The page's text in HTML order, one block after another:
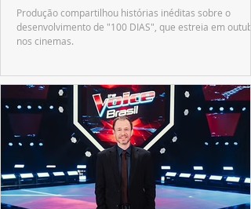
Produção compartilhou histórias inéditas sobre o
desenvolvimento de "100 DIAS", que estreia em
nos cinemas.